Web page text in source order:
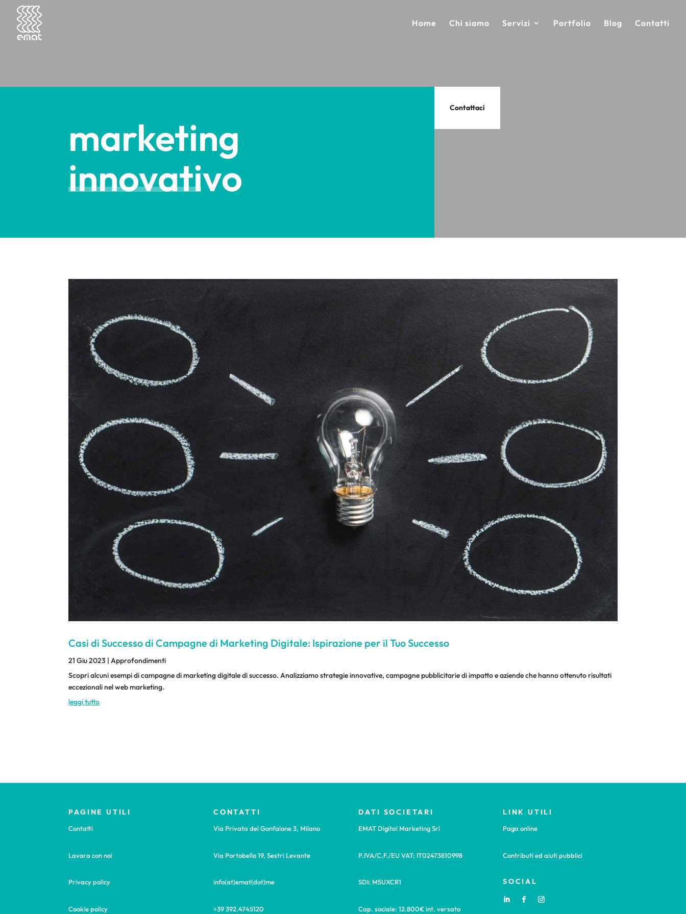
Home Chi siamo Servizi Portfolio Blog Contatti
marketing
innovativo
Contattaci
Casi di Successo di Campagne di Marketing Digitale: Ispirazione per il Tuo Successo
21 Giu 2023 |Approfondimenti
Scopri alcuni esempi di campagne di marketing digitale di successo. Analizziamo strategie innovative, campagne pubblicitarie di impatto e aziende che hanno ottenuto risultati
eccezionali nel web marketing.
leggi tutto
PAGINE UTILI
Contatti
Lavora con noi
Privacy policy
Cookie policy
CONTATTI
Via Privata del Gonfalone 3, Milano
Via Portobello 19, Sestri Levante
info(at)emat(dot)me
+39 392.4745120
DATI SOCIETARI
EMAT Digital Marketing Srl
P.IVA/C.F./EU VAT: IT02473810998
SDI: M5UXCR1
Cap. sociale: 12.800€ int. versato
LINK UTILI
Paga online
Contributi ed aiuti pubblici
SOCIAL